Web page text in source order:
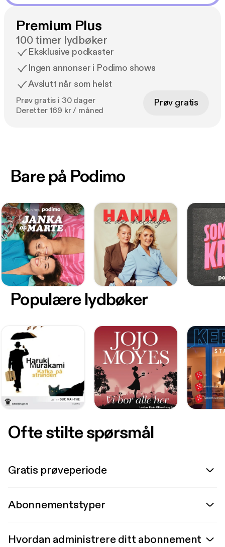
Premium Plus
100 timer lydbøker
Eksklusive podkaster
Ingen annonser i Podimo shows
Avslutt når som helst
Prøv gratis i 30 dager
Deretter 169 kr / måned
Prøv gratis
Bare på Podimo
Populære lydbøker
Ofte stilte spørsmål
Gratis prøveperiode
Abonnementstyper
Hvordan administrere ditt abonnement